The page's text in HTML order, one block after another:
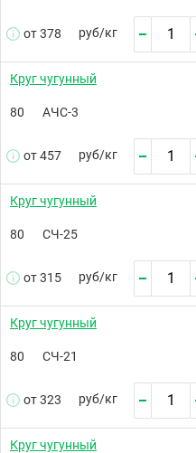
от 378 руб/кг
Круг чугунный
80 АЧС-3
от 457 руб/кг
Круг чугунный
80 СЧ-25
от 315 руб/кг
Круг чугунный
80 СЧ-21
от 323 руб/кг
Круг чугунный